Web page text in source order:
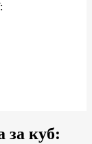
за куб: